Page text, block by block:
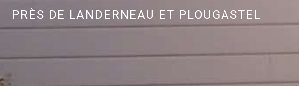
PRÈS DE LANDERNEAU ET PLOUGASTEL